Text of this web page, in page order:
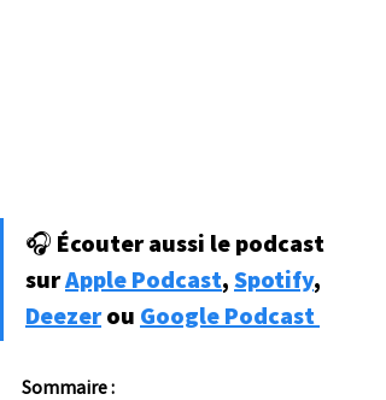
🎧 Écouter aussi le podcast
sur Apple Podcast, Spotify,
Deezer ou Google Podcast
Sommaire :